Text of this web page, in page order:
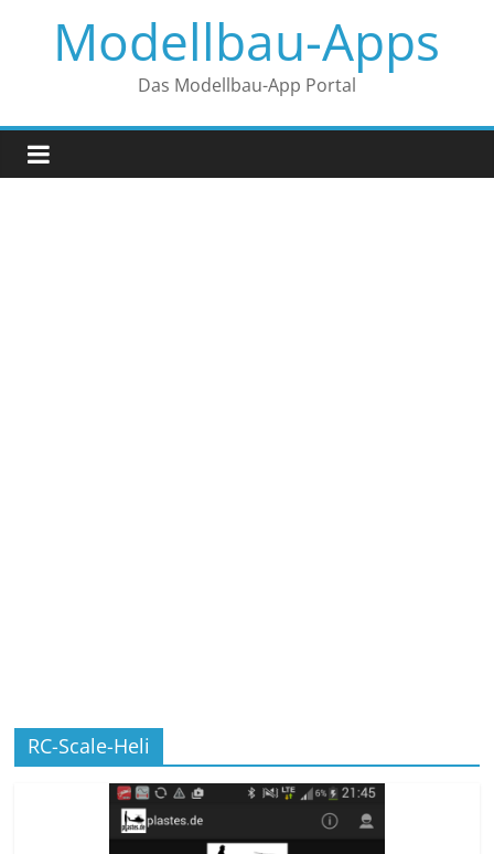
springenModellbau-Apps
Das Modellbau-App Portal
RC-Scale-Heli